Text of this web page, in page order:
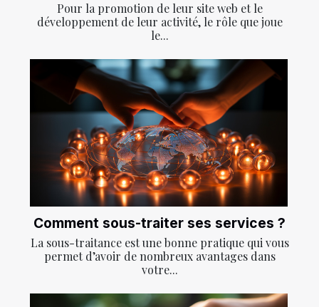
Pour la promotion de leur site web et le
développement de leur activité, le rôle que joue
le...
Comment sous-traiter ses services ?
La sous-traitance est une bonne pratique qui vous
permet d’avoir de nombreux avantages dans
votre...